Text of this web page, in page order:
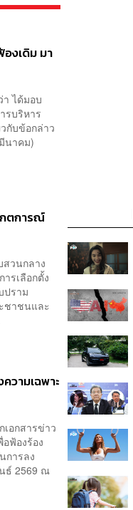
งเดิม มา
ได้มอบ
รบริหาร
กับข้อกล่าว
นาคม)
กตการณ์
วนกลาง
รเลือกตั้ง
ปราม
ชาชนและ
วามเฉพาะ
อกสารข่าว
ฟ้องร้อง
การลง
ธ์ 2569 ณ